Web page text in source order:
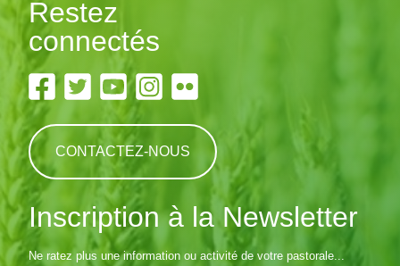
Restez
connectés
CONTACTEZ-NOUS
Inscription à la Newsletter
Ne ratez plus une information ou activité de votre pastorale...